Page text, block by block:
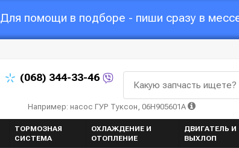
Для помощи в подборе - пиши сразу в
(068) 344-33-46
Какую запчасть ищете?
Например: насос ГУР Туксон, 06H905601A
ТОРМОЗНАЯ
СИСТЕМА
ОХЛАЖДЕНИЕ И
ОТОПЛЕНИЕ
ДВИГАТЕЛЬ И
ВЫХЛОП